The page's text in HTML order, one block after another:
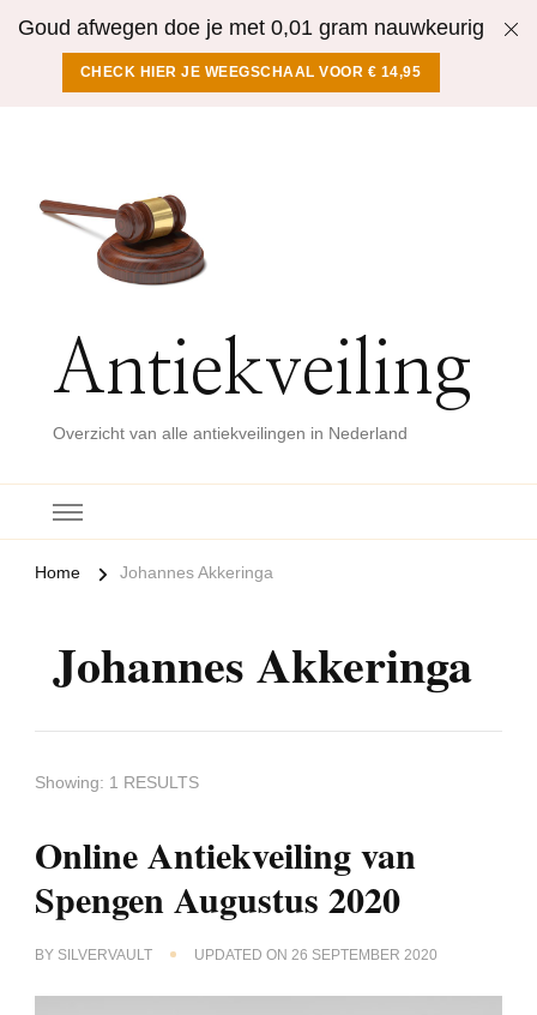
Goud afwegen doe je met 0,01 gram nauwkeurig
CHECK HIER JE WEEGSCHAAL VOOR € 14,95
Antiekveiling
Overzicht van alle antiekveilingen in Nederland
Home Johannes Akkeringa
Johannes Akkeringa
Showing: 1 RESULTS
Online Antiekveiling van
Spengen Augustus 2020
BY SILVERVAULT UPDATED ON 26 SEPTEMBER 2020